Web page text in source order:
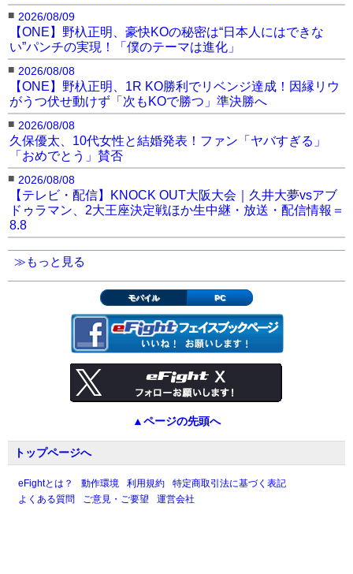
■ 2026/08/09
【ONE】野杁正明、豪快KOの秘密は“日本人にはできな
い”パンチの実現！「僕のテーマは進化」
■ 2026/08/08
【ONE】野杁正明、1R KO勝利でリベンジ達成！因縁リウ
がうつ伏せ動けず「次もKOで勝つ」準決勝へ
■ 2026/08/08
久保優太、10代女性と結婚発表！ファン「ヤバすぎる」
「おめでとう」賛否
■ 2026/08/08
【テレビ・配信】KNOCK OUT大阪大会｜久井大夢vsアブ
ドゥラマン、2大王座決定戦ほか生中継・放送・配信情報＝
8.8
≫もっと見る
モバイル PC
▲ページの先頭へ
トップページへ
eFightとは？ 動作環境 利用規約
特定商取引法に基づく表記
よくある質問
ご意見・ご要望 運営会社